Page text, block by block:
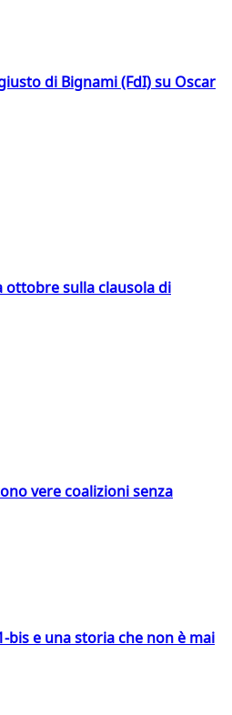
di Bignami (FdI) su Oscar
ottobre sulla clausola di
vere coalizioni senza
bis e una storia che non è mai